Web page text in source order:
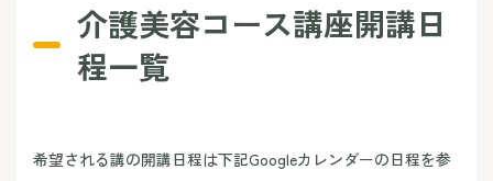
介護美容コース講座開講日
程一覧
希望される講の開講日程は下記Googleカレンダーの日程を参